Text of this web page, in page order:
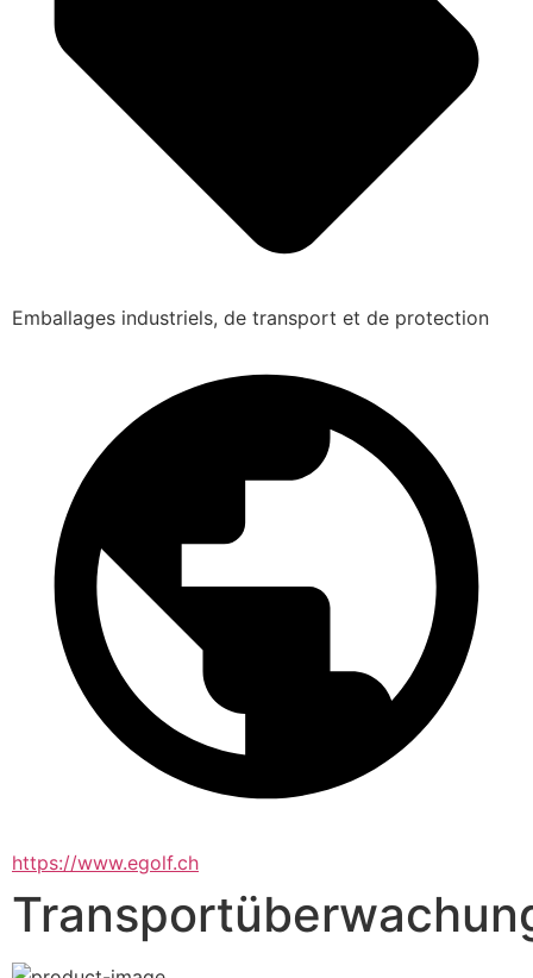
Emballages industriels, de transport et de protection
https://www.egolf.ch